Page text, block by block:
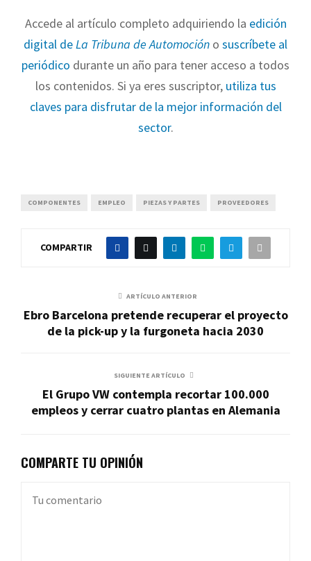
Accede al artículo completo adquiriendo la edición
digital deLa Tribuna de Automoción o suscríbete al
periódico durante un año para tener acceso a todos
los contenidos. Si ya eres suscriptor, utiliza tus
claves para disfrutar de la mejor información del
sector.
COMPONENTES EMPLEO PIEZAS Y PARTES PROVEEDORES
COMPARTIR
ARTÍCULO ANTERIOR
Ebro Barcelona pretende recuperar el proyecto
de la pick-up y la furgoneta hacia 2030
SIGUIENTE ARTÍCULO
El Grupo VW contempla recortar 100.000
empleos y cerrar cuatro plantas en Alemania
COMPARTE TU OPINIÓN